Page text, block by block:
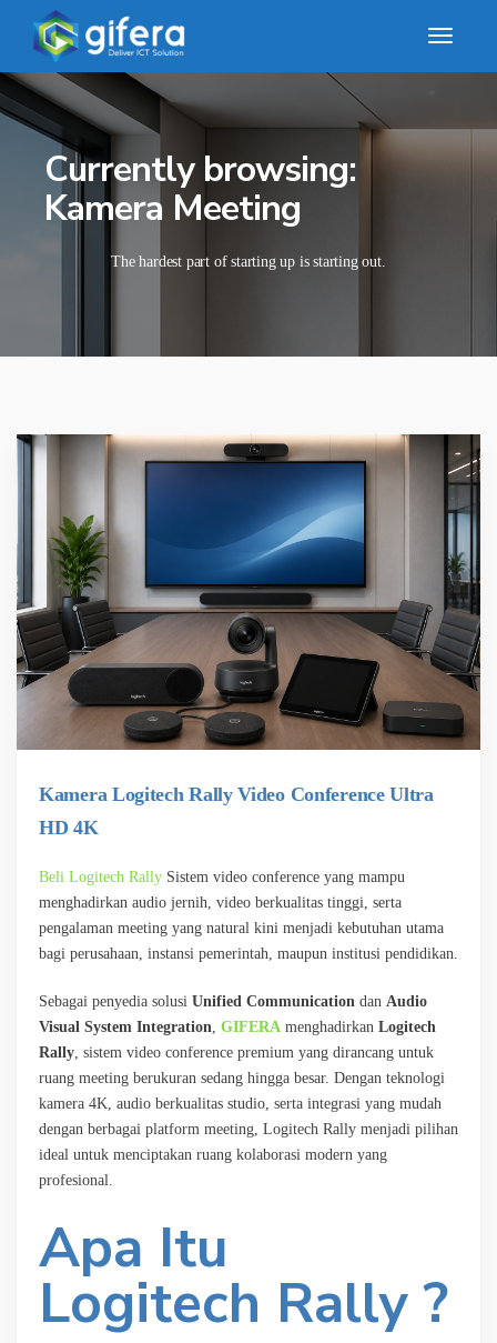
Currently browsing:
Kamera Meeting
The hardest part of starting up is starting out.
Kamera Logitech Rally Video Conference Ultra
HD 4K
Beli Logitech Rally Sistem video conference yang mampu
menghadirkan audio jernih, video berkualitas tinggi, serta
pengalaman meeting yang natural kini menjadi kebutuhan utama
bagi perusahaan, instansi pemerintah, maupun institusi pendidikan.
Sebagai penyedia solusi Unified Communication dan Audio
Visual System Integration GIFERA menghadirkan Logitech
Rally , sistem video conference premium yang dirancang untuk
ruang meeting berukuran sedang hingga besar. Dengan teknologi
kamera 4K, audio berkualitas studio, serta integrasi yang mudah
dengan berbagai platform meeting, Logitech Rally menjadi pilihan
ideal untuk menciptakan ruang kolaborasi modern yang
profesional.
Apa Itu
Logitech Rally ?